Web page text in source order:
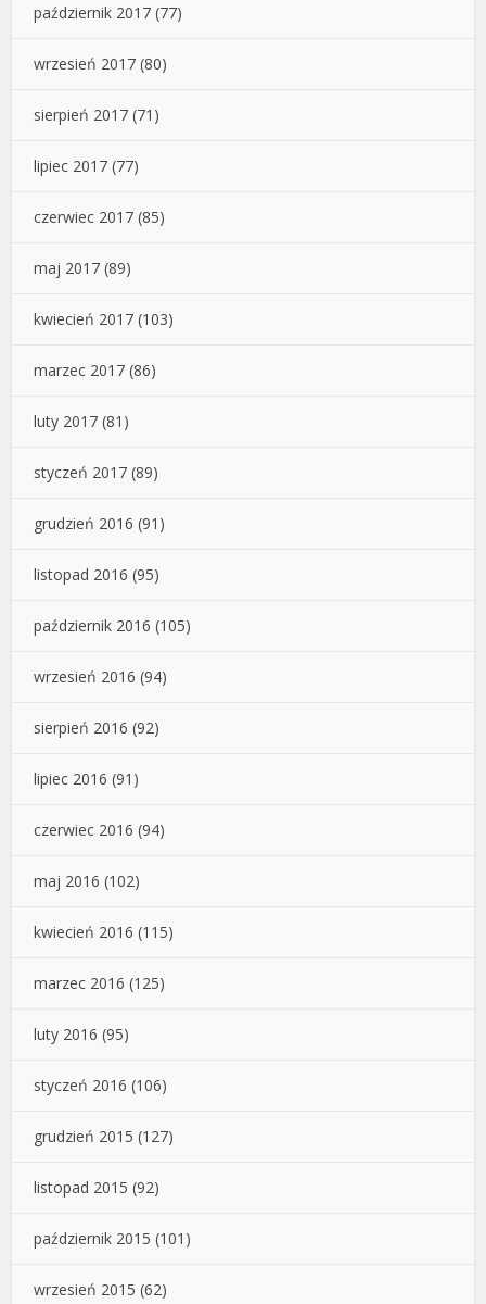
październik 2017 (77)
wrzesień 2017 (80)
sierpień 2017 (71)
lipiec 2017 (77)
czerwiec 2017 (85)
maj 2017 (89)
kwiecień 2017 (103)
marzec 2017 (86)
luty 2017 (81)
styczeń 2017 (89)
grudzień 2016 (91)
listopad 2016 (95)
październik 2016 (105)
wrzesień 2016 (94)
sierpień 2016 (92)
lipiec 2016 (91)
czerwiec 2016 (94)
maj 2016 (102)
kwiecień 2016 (115)
marzec 2016 (125)
luty 2016 (95)
styczeń 2016 (106)
grudzień 2015 (127)
listopad 2015 (92)
październik 2015 (101)
wrzesień 2015 (62)